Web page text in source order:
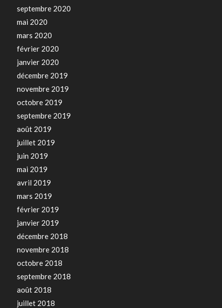
septembre 2020
mai 2020
mars 2020
février 2020
janvier 2020
décembre 2019
novembre 2019
octobre 2019
septembre 2019
août 2019
juillet 2019
juin 2019
mai 2019
avril 2019
mars 2019
février 2019
janvier 2019
décembre 2018
novembre 2018
octobre 2018
septembre 2018
août 2018
juillet 2018